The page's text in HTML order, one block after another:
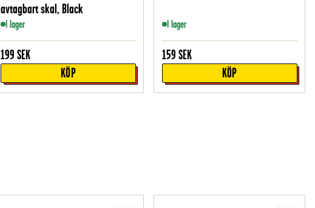
avtagbart skal, Black
I lager
199 SEK
KÖP
I lager
159 SEK
KÖP